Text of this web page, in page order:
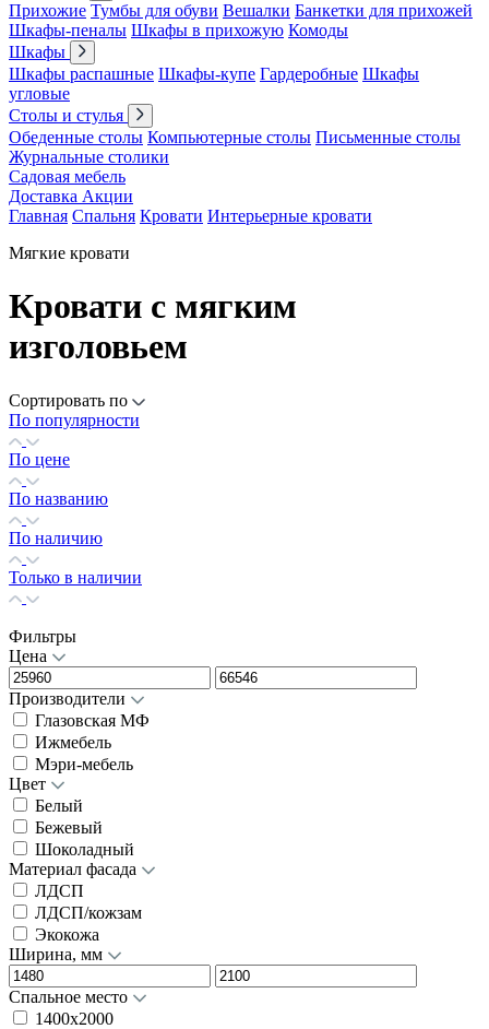
Прихожие Тумбы для обуви Вешалки Банкетки для прихожей
Шкафы-пеналы Шкафы в прихожую Комоды
Шкафы
Шкафы распашные Шкафы-купе Гардеробные Шкафы
угловые
Столы и стулья
Обеденные столы Компьютерные столы Письменные столы
Журнальные столики
Садовая мебель
Доставка Акции
Главная Спальня Кровати Интерьерные кровати
Мягкие кровати
Кровати с мягким
изголовьем
Сортировать по
По популярности
По цене
По названию
По наличию
Только в наличии
Фильтры
Цена
Производители
Глазовская МФ
Ижмебель
Мэри-мебель
Цвет
Белый
Бежевый
Шоколадный
Материал фасада
ЛДСП
ЛДСП/кожзам
Экокожа
Ширина, мм
Спальное место
1400х2000